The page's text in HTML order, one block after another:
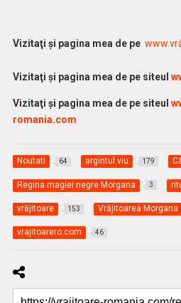
Vizitaţi şi pagina mea de pe
Vizitaţi şi pagina mea de pe siteul
Vizitaţi şi pagina mea de pe siteul
romania.com
Noutati 64 argintul viu 179
Regina magiei negre Morgana 3
vrăjitoare 153 Vrăjitoarea Morgana
vrajitoarero.com 46